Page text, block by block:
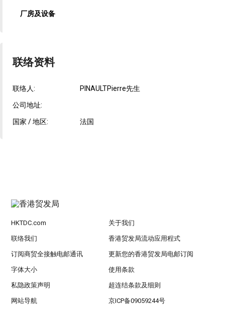
厂房及设备
联络资料
联络人: PINAULTPierre先生
公司地址:
国家 / 地区: 法国
HKTDC.com 关于我们
联络我们 香港贸发局流动应用程式
订阅商贸全接触电邮通讯 更新您的香港贸发局电邮订阅
字体大小 使用条款
私隐政策声明 超连结条款及细则
网站导航 京ICP备09059244号